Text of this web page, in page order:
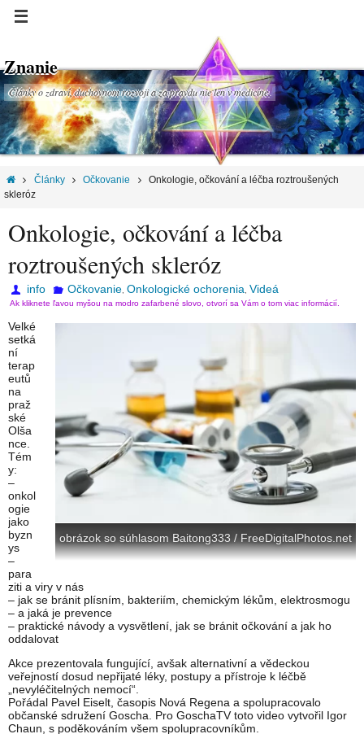
Znanie
Články o zdraví, duchovnom rozvoji a za pravdu nie len v medicíne.
Články Očkovanie
Onkologie, očkování a léčba roztroušených
skleróz
Onkologie, očkování a léčba
roztroušených skleróz
info Očkovanie, Onkologické ochorenia Videá
Ak kliknete ľavou myšou na modro zafarbené slovo, otvorí sa Vám o tom viac informácií.
obrázok so súhlasom Baitong333 / FreeDigitalPhotos.net
Velké
setká
ní
terap
eutů
na
praž
ské
Olša
nce.
Tém
y:
–
onkol
ogie
jako
byzn
ys
–
para
ziti a viry v nás
– jak se bránit plísním, bakteriím, chemickým lékům, elektrosmogu
– a jaká je prevence
– praktické návody a vysvětlení, jak se bránit očkování a jak ho
oddalovat
Akce prezentovala fungující, avšak alternativní a vědeckou
veřejností dosud nepřijaté léky, postupy a přístroje k léčbě
„nevyléčitelných nemocí“.
Pořádal Pavel Eiselt, časopis Nová Regena a spolupracovalo
občanské sdružení Goscha. Pro GoschaTV toto video vytvořil Igor
Chaun, s poděkováním všem spolupracovníkům.